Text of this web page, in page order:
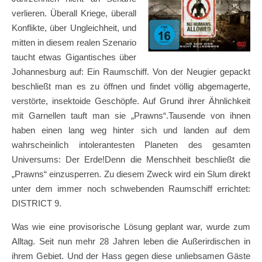
verlieren. Überall Kriege, überall
Konflikte, über Ungleichheit, und
mitten in diesem realen Szenario
taucht etwas Gigantisches über
Johannesburg auf: Ein Raumschiff. Von der Neugier gepackt
beschließt man es zu öffnen und findet völlig abgemagerte,
verstörte, insektoide Geschöpfe. Auf Grund ihrer Ähnlichkeit
mit Garnellen tauft man sie „Prawns“.Tausende von ihnen
haben einen lang weg hinter sich und landen auf dem
wahrscheinlich intolerantesten Planeten des gesamten
Universums: Der Erde!Denn die Menschheit beschließt die
„Prawns“ einzusperren. Zu diesem Zweck wird ein Slum direkt
unter dem immer noch schwebenden Raumschiff errichtet:
DISTRICT 9.
Was wie eine provisorische Lösung geplant war, wurde zum
Alltag. Seit nun mehr 28 Jahren leben die Außerirdischen in
ihrem Gebiet. Und der Hass gegen diese unliebsamen Gäste